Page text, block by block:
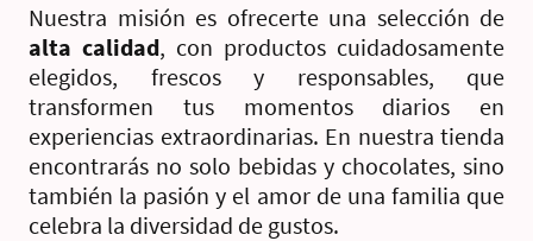
Nuestra misión es ofrecerte una selección de
alta calidad, con productos cuidadosamente
elegidos, frescos y responsables, que
transformen tus momentos diarios en
experiencias extraordinarias. En nuestra tienda
encontrarás no solo bebidas y chocolates, sino
también la pasión y el amor de una familia que
celebra la diversidad de gustos.